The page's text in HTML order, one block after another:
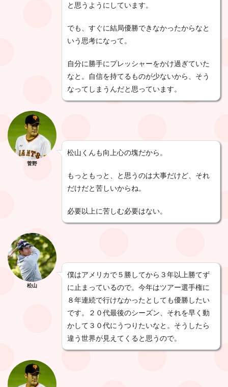
と思うようにしています。
でも、すぐに結局優勝できなかったからなと
いう思考になって。
自分に勝手にプレッシャーをかけ過ぎていた
なと。自信を持てるものが少ないから、そう
なってしまうんだと思っています。
菅野
松山くんも向上心の塊だから。
もっともっと、と思うのは大事だけど、それ
だけだと苦しいからね。
必要以上に苦しむ必要はない。
松山
僕はアメリカで５勝してから３年以上勝てず
に止まっているので。今年はツアー選手権に
８年連続で行けなかったとしても優勝したい
です。２０代最後のシーズン、それを早く動
かして３０代にうつりたいなと。そうしたら
違う世界が見えてくると思うので。